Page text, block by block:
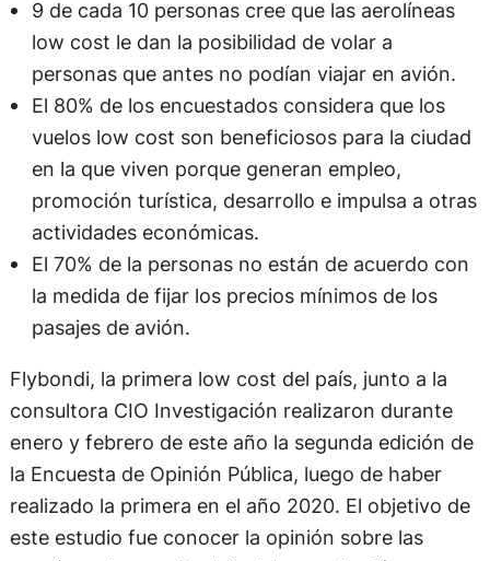
9 de cada 10 personas cree que las aerolíneas
low cost le dan la posibilidad de volar a
personas que antes no podían viajar en avión.
El 80% de los encuestados considera que los
vuelos low cost son beneficiosos para la ciudad
en la que viven porque generan empleo,
promoción turística, desarrollo e impulsa a otras
actividades económicas.
El 70% de la personas no están de acuerdo con
la medida de fijar los precios mínimos de los
pasajes de avión.
Flybondi, la primera low cost del país, junto a la
consultora CIO Investigación realizaron durante
enero y febrero de este año la segunda edición de
la Encuesta de Opinión Pública, luego de haber
realizado la primera en el año 2020. El objetivo de
este estudio fue conocer la opinión sobre las